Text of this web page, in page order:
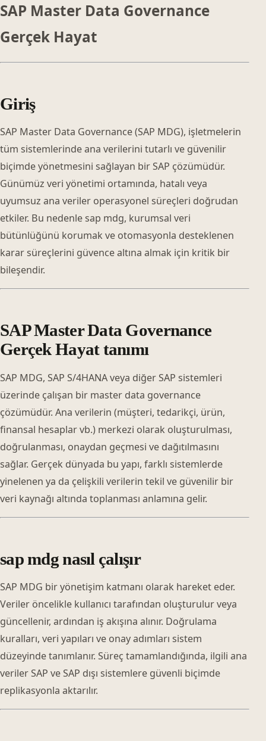
SAP Master Data Governance
Gerçek Hayat
Giriş
SAP Master Data Governance (SAP MDG), işletmelerin
tüm sistemlerinde ana verilerini tutarlı ve güvenilir
biçimde yönetmesini sağlayan bir SAP çözümüdür.
Günümüz veri yönetimi ortamında, hatalı veya
uyumsuz ana veriler operasyonel süreçleri doğrudan
etkiler. Bu nedenle sap mdg, kurumsal veri
bütünlüğünü korumak ve otomasyonla desteklenen
karar süreçlerini güvence altına almak için kritik bir
bileşendir.
SAP Master Data Governance
Gerçek Hayat tanımı
SAP MDG, SAP S/4HANA veya diğer SAP sistemleri
üzerinde çalışan bir master data governance
çözümüdür. Ana verilerin (müşteri, tedarikçi, ürün,
finansal hesaplar vb.) merkezi olarak oluşturulması,
doğrulanması, onaydan geçmesi ve dağıtılmasını
sağlar. Gerçek dünyada bu yapı, farklı sistemlerde
yinelenen ya da çelişkili verilerin tekil ve güvenilir bir
veri kaynağı altında toplanması anlamına gelir.
sap mdg nasıl çalışır
SAP MDG bir yönetişim katmanı olarak hareket eder.
Veriler öncelikle kullanıcı tarafından oluşturulur veya
güncellenir, ardından iş akışına alınır. Doğrulama
kuralları, veri yapıları ve onay adımları sistem
düzeyinde tanımlanır. Süreç tamamlandığında, ilgili ana
veriler SAP ve SAP dışı sistemlere güvenli biçimde
replikasyonla aktarılır.